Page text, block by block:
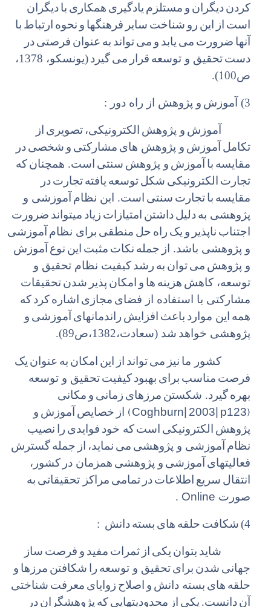
کردندیگران و مستلزم یادگیری همکاری بادیگران
است از این رو شناخت سایر فرهنگها و نحوه ارتباط با
آنها ضرورت می یابد و میتواند به عنوان فرصتیدر
دستتحقیق و توسعه قرار میگیرد
(یونسکو، 1378،
ص100).
3) آموزش و پژوهش از راه دور :
آموزش و پژوهش الکترونیکی، تصویری از
تکامل آموزش و پژوهش های مشارکتی و شخصیدر
مقایسه با آموزش و پژوهش سنتی است. همچنانکه
تجارت الکترونیکی شکلتوسعه یافتهتجارتدر
مقایسه باتجارت سنتی است. این نظام آموزشی و
پژوهشی بهدلیلداشتن امتیازات زیاد میتواند ضرورت
اجتناب ناپذیر و یک راه حل منطقی برای نظام آموزشی
و پژوهشی باشد. از جمله نکات مثبت این نوع آموزش
و پژوهش میتوان به رشدکیفیت نظام تحقیق و
توسعه، کاهش هزینه ها و امکان پذیر شدنتحقیقات
مشارکتی با استفاده از فضای مجازی اشارهکردکه
همه این موارد باعث افزایش راندمانهای آموزشی و
پژوهشی خواهد شد (سعادت،1382،ص89).
کشور ما نیز میتواند از این امکان به عنوان یک
فرصت مناسب برای بهبودکیفیتتحقیق و توسعه
بهرهگیرد. شکستن مرزهای زمانی و مکانی
(Coghburn| 2003| p123) از خصایص آموزش و
پژوهش الکترونیکی استکه خود فوایدی را نصیب
نظام آموزشی و پژوهشی می نماید، از جملهگسترش
فعالیتهای آموزشی و پژوهشی همزمان در کشور،
انتقال سریع اطلاعاتدر تمامی مراکز تحقیقاتی به
صورت Online
.
4) شکافت حلقه های بستهدانش :
شاید بتوان یکی از ثمرات مفید و فرصت ساز
جهانی شدن برایتحقیق و توسعه را شکافتن مرزها و
حلقه های بسته دانش و اصلاح زوایای معرفت شناختی
آندانست. یکی از محدودیتهاییکه پژوهشگراندر